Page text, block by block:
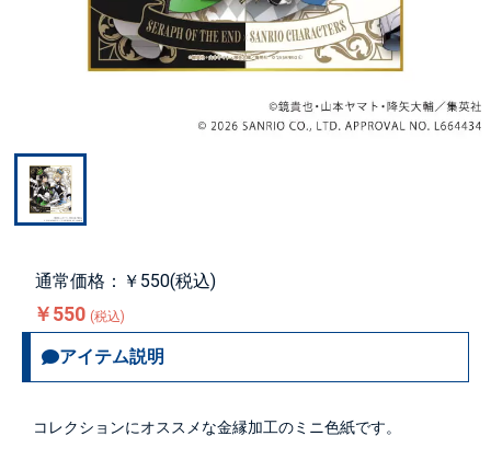
通常価格：￥550(税込)
￥550 (税込)
アイテム説明
コレクションにオススメな金縁加工のミニ色紙です。